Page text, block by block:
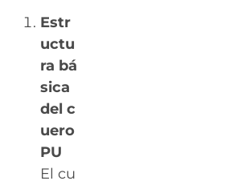
Estr
uctu
ra bá
sica
del c
uero
PU
El cu